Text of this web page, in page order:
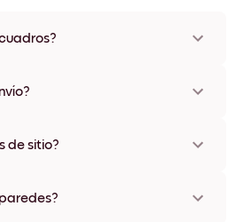
de marco, incluidas opciones sin
Te enviaremos un número de
de sitio?